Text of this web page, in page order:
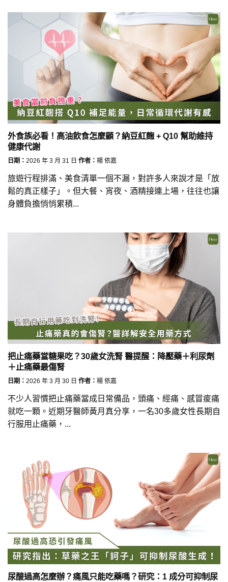
外食族必看！高油飲食怎麼顧？納豆紅麴 + Q10 幫助維持
健康代謝
日期： 2026 年 3 月 31 日 作者： 楊 依嘉
旅遊行程排滿、美食清單一個不漏，對許多人來說才是「放
鬆的真正樣子」。但大餐、宵夜、酒精接連上場，往往也讓
身體負擔悄悄累積...
把止痛藥當糖果吃？30歲女洗腎 醫提醒：降壓藥＋利尿劑
＋止痛藥最傷腎
日期： 2026 年 3 月 30 日 作者： 楊 依嘉
不少人習慣把止痛藥當成日常備品，頭痛、經痛、感冒痠痛
就吃一顆。近期牙醫師黃月真分享，一名30多歲女性長期自
行服用止痛藥，...
尿酸過高怎麼辦？痛風只能吃藥嗎？研究：1 成分可抑制尿